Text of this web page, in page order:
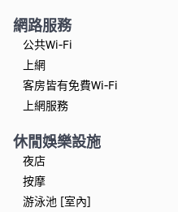
網路服務
公共Wi-Fi
上網
客房皆有免費Wi-Fi
上網服務
休閒娛樂設施
夜店
按摩
游泳池 [室內]